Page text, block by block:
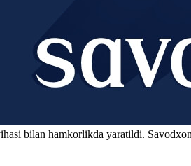
bilan hamkorlikda yaratildi.